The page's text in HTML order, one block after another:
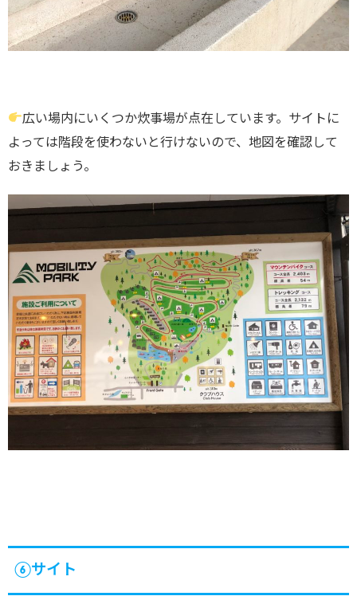
広い場内にいくつか炊事場が点在しています。サイトに
よっては階段を使わないと行けないので、地図を確認して
おきましょう。
⑥サイト